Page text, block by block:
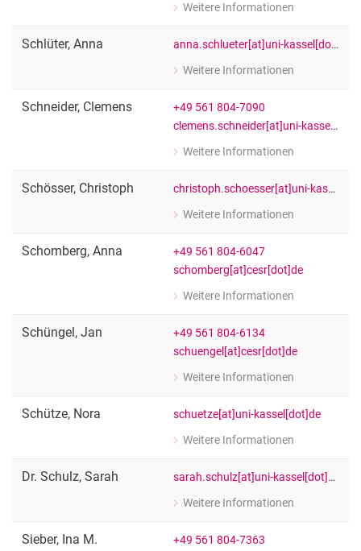
Weitere Informationen
zu Wernfried Schier
Schlüter, Anna
anna.schlueter[at]uni-kassel[dot]de
Weitere Informationen
zu Anna Schlüter
Schneider, Clemens
+49 561 804-7090
clemens.schneider[at]uni-kassel[dot]de
Weitere Informationen
zu Clemens Schneider
Schösser, Christoph
christoph.schoesser[at]uni-kassel[dot]de
Weitere Informationen
zu Christoph Schösser
Schomberg, Anna
+49 561 804-6047
schomberg[at]cesr[dot]de
Weitere Informationen
zu Anna Schomberg
Schüngel , Jan
+49 561 804-6134
schuengel[at]cesr[dot]de
Weitere Informationen
zu Jan Schüngel
Schütze, Nora
schuetze[at]uni-kassel[dot]de
Weitere Informationen
zu Nora Schütze
Dr. Schulz, Sarah
sarah.schulz[at]uni-kassel[dot]de
Weitere Informationen
zu Dr. Sarah Schulz
Sieber, Ina M.
+49 561 804-7363